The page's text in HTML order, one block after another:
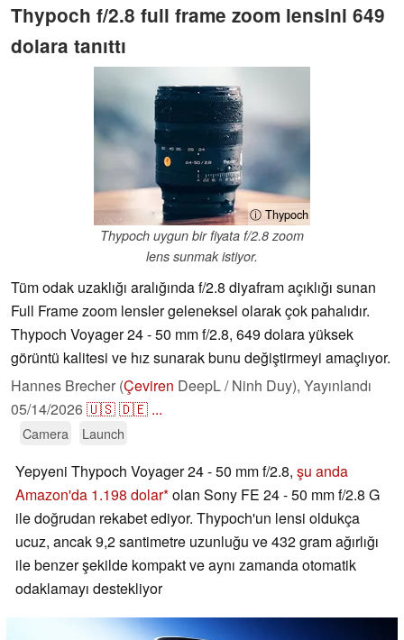
Thypoch f/2.8 full frame zoom lensini 649
dolara tanıttı
ⓘ Thypoch
Thypoch uygun bir fiyata f/2.8 zoom
lens sunmak istiyor.
Tüm odak uzaklığı aralığında f/2.8 diyafram açıklığı sunan
Full Frame zoom lensler geleneksel olarak çok pahalıdır.
Thypoch Voyager 24 - 50 mm f/2.8, 649 dolara yüksek
görüntü kalitesi ve hız sunarak bunu değiştirmeyi amaçlıyor.
Hannes Brecher (Çeviren DeepL / Ninh Duy), Yayınlandı
05/14/2026🇺🇸🇩🇪 ...
Camera Launch
Yepyeni Thypoch Voyager 24 - 50 mm f/2.8, şu anda
Amazon'da 1.198 dolar olan Sony FE 24 - 50 mm f/2.8 G
ile doğrudan rekabet ediyor. Thypoch'un lensi oldukça
ucuz, ancak 9,2 santimetre uzunluğu ve 432 gram ağırlığı
ile benzer şekilde kompakt ve aynı zamanda otomatik
odaklamayı destekliyor